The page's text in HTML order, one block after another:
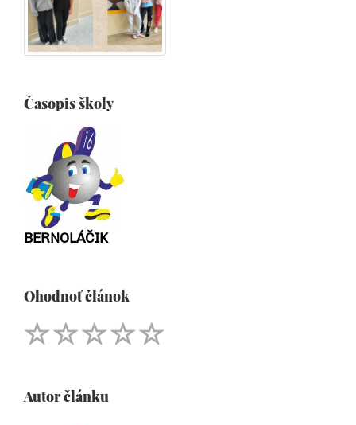
Časopis školy
BERNOLÁČIK
Ohodnoť článok
Autor článku